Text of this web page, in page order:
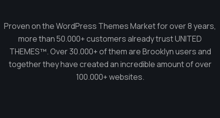
Proven on the WordPress Themes Market for over 8 years,
more than 50.000+ customers already trust UNITED
THEMES™. Over 30.000+ of them are Brooklyn users and
together they have created an incredible amount of over
100.000+ websites.